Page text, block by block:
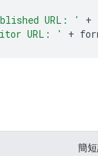
URL: ' +
URL: ' +
簡